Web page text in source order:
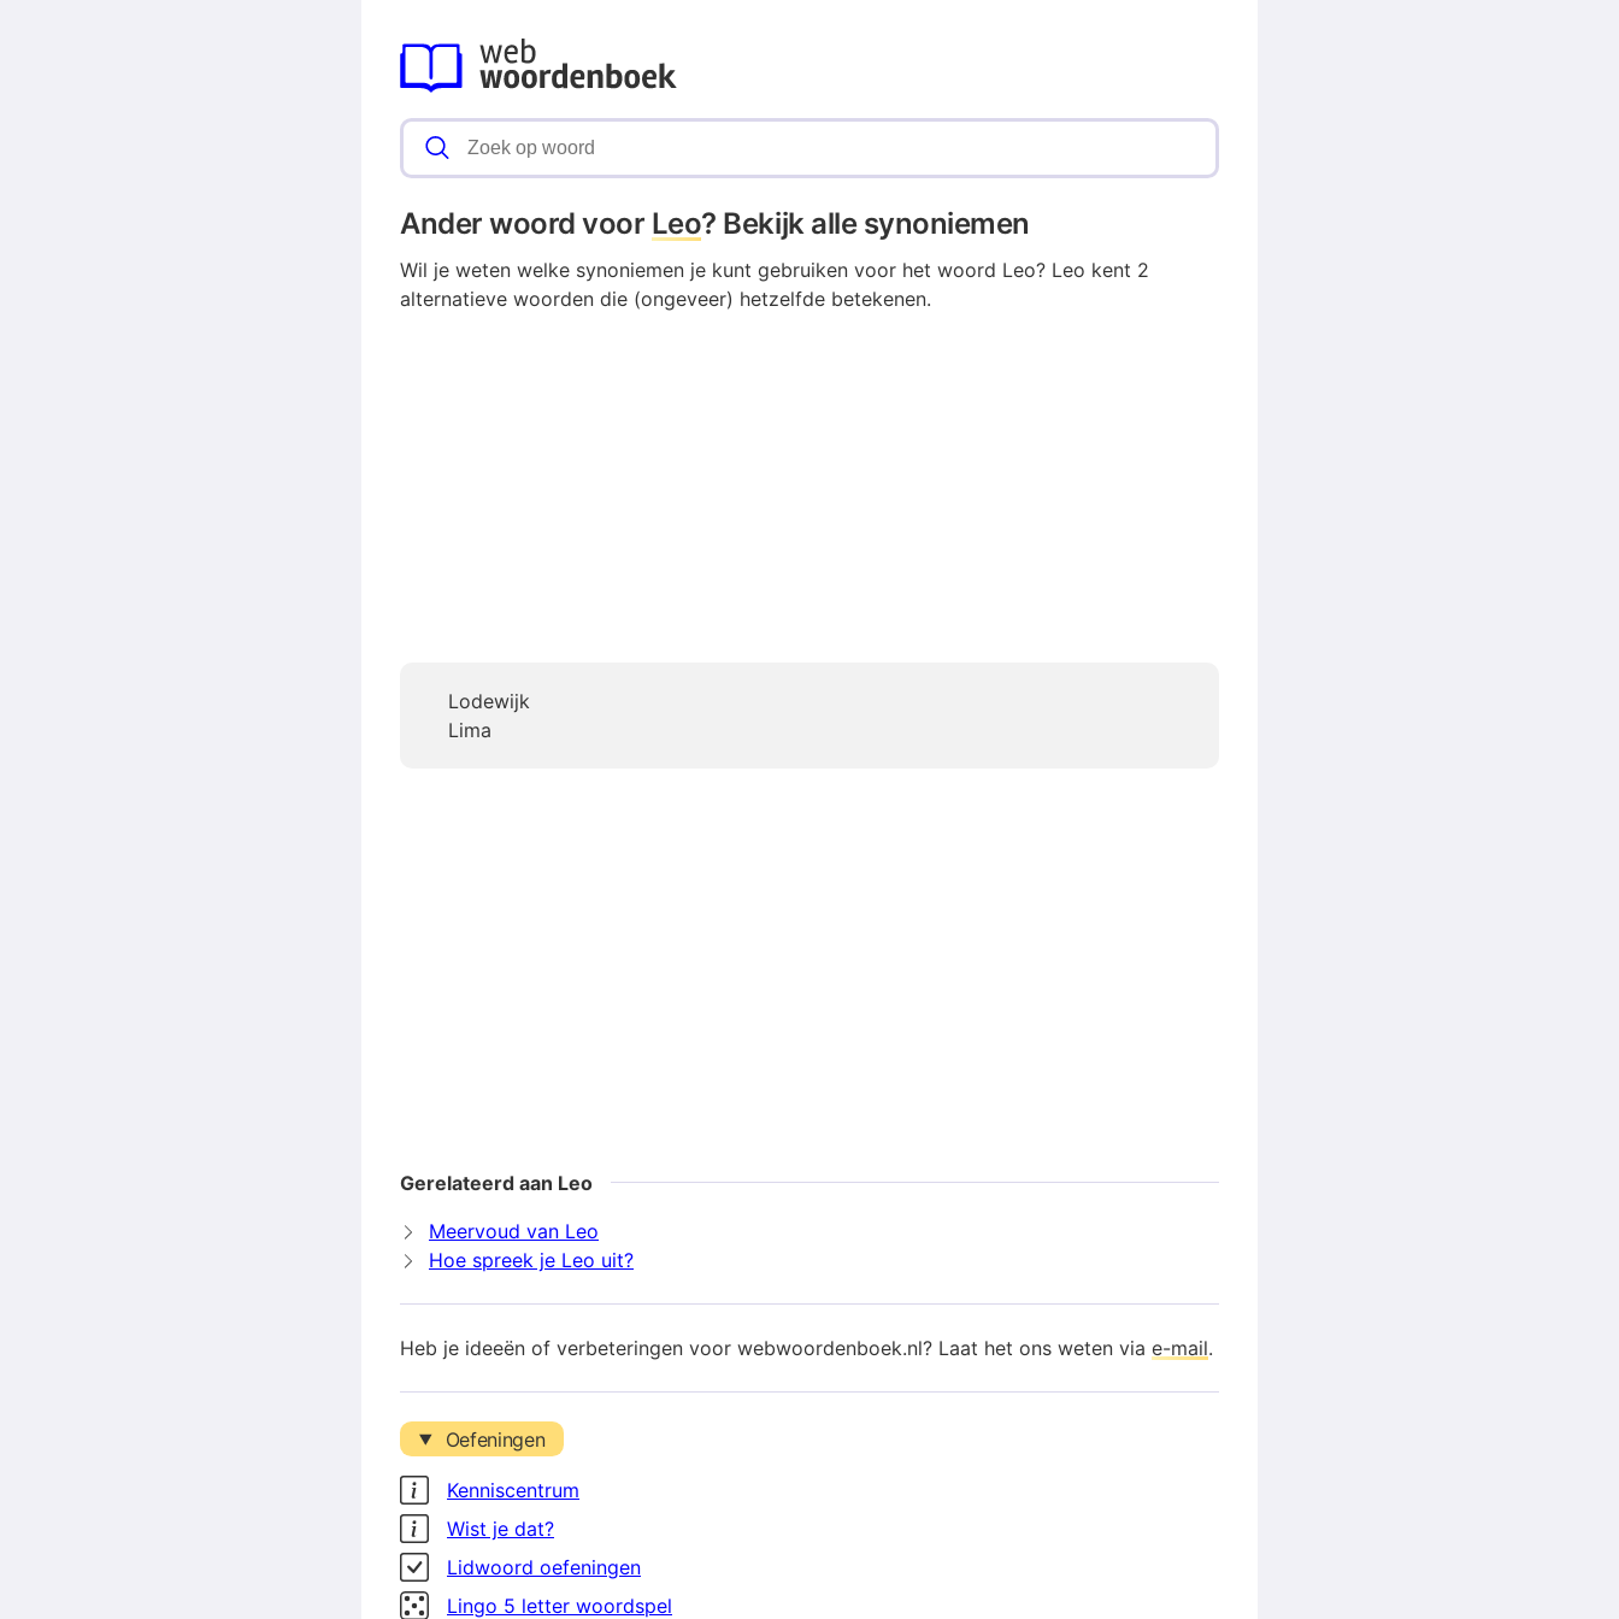
Ander woord voor Leo? Bekijk alle synoniemen
Wil je weten welke synoniemen je kunt gebruiken voor het woord Leo? Leo kent 2
alternatieve woorden die (ongeveer) hetzelfde betekenen.
Lodewijk
Lima
Gerelateerd aan Leo
Meervoud van Leo
Hoe spreek je Leo uit?
Heb je ideeën of verbeteringen voor webwoordenboek.nl? Laat het ons weten via e-mail.
Oefeningen
Kenniscentrum
Wist je dat?
Lidwoord oefeningen
Lingo 5 letter woordspel